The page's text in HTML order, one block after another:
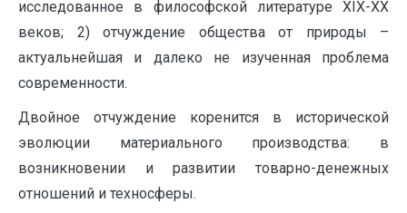
исследованное в философской литературе ХIХ-ХХ
веков; 2) отчуждение общества от природы –
актуальнейшая и далеко не изученная проблема
современности.
Двойное отчуждение коренится в исторической
эволюции материального производства: в
возникновении и развитии товарно-денежных
отношений и техносферы.